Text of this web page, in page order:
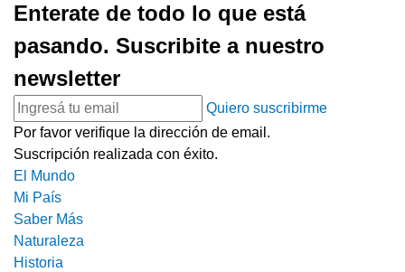
Enterate de todo lo que está
pasando. Suscribite a nuestro
newsletter
Quiero suscribirme
Por favor verifique la dirección de email.
Suscripción realizada con éxito.
El Mundo
Mi País
Saber Más
Naturaleza
Historia